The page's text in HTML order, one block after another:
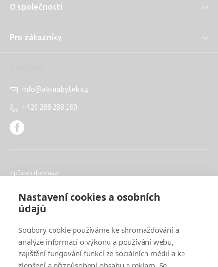
Nastavení cookies a osobních
údajů
Soubory cookie používáme ke shromažďování a
analýze informací o výkonu a používání webu,
zajištění fungování funkcí ze sociálních médií a ke
zlepšení a přizpůsobení obsahu a reklam. Se
O společnosti
Pro zákazníky
info@ak-nabytek.cz
+420 288 288 100
Způsob dopravy:
Oblíbené způsoby platby: